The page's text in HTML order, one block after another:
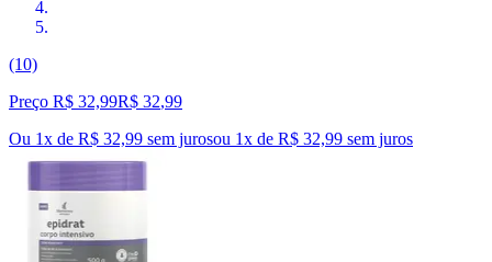
(10)
Preço R$ 32,99R$ 32,99
Ou 1x de R$ 32,99 sem jurosou 1x de R$ 32,99 sem juros